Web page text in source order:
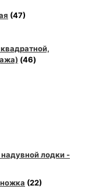
(47)
(46)
лодки -
(22)